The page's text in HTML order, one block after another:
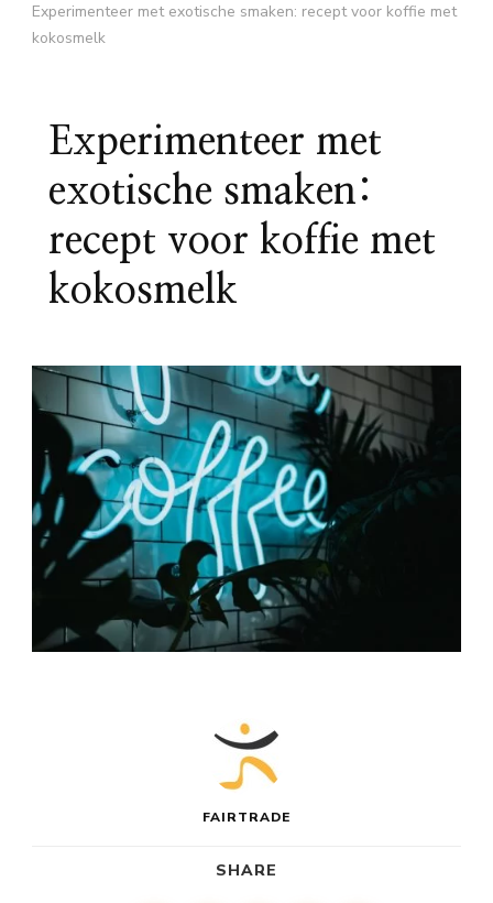
Experimenteer met exotische smaken: recept voor koffie met
kokosmelk
Experimenteer met
exotische smaken:
recept voor koffie met
kokosmelk
FAIRTRADE
SHARE